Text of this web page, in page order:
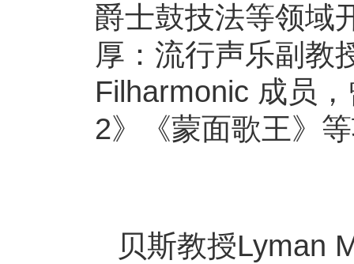
爵士鼓技法等领域
厚：流行声乐副教
Filharmonic 成员
2》《蒙面歌王》
贝斯教授Lyman